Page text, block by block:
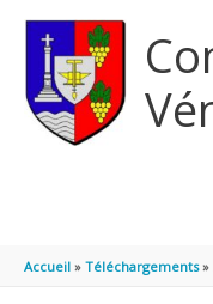
Accueil Téléchargements